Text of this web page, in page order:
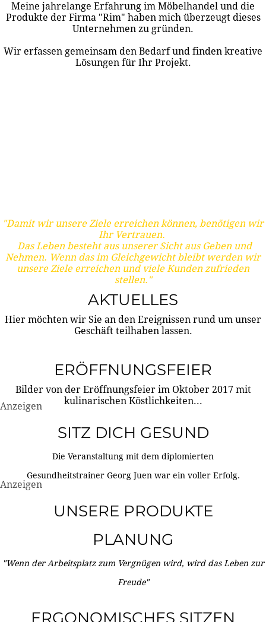
Meine jahrelange Erfahrung im Möbelhandel und die
Produkte der Firma "Rim" haben mich überzeugt dieses
Unternehmen zu gründen.
Wir erfassen gemeinsam den Bedarf und finden kreative
Lösungen für Ihr Projekt.
"Damit wir unsere Ziele erreichen können, benötigen wir
Ihr Vertrauen.
Das Leben besteht aus unserer Sicht aus Geben und
Nehmen. Wenn das im Gleichgewicht bleibt werden wir
unsere Ziele erreichen und viele Kunden zufrieden
stellen."
AKTUELLES
Hier möchten wir Sie an den Ereignissen rund um unser
Geschäft teilhaben lassen.
ERÖFFNUNGSFEIER
Bilder von der Eröffnungsfeier im Oktober 2017 mit
kulinarischen Köstlichkeiten...
Anzeigen
SITZ DICH GESUND
Die Veranstaltung mit dem diplomierten
Gesundheitstrainer Georg Juen war ein voller Erfolg.
Anzeigen
UNSERE PRODUKTE
PLANUNG
"Wenn der Arbeitsplatz zum Vergnügen wird, wird das Leben zur
Freude"
ERGONOMISCHES SITZEN